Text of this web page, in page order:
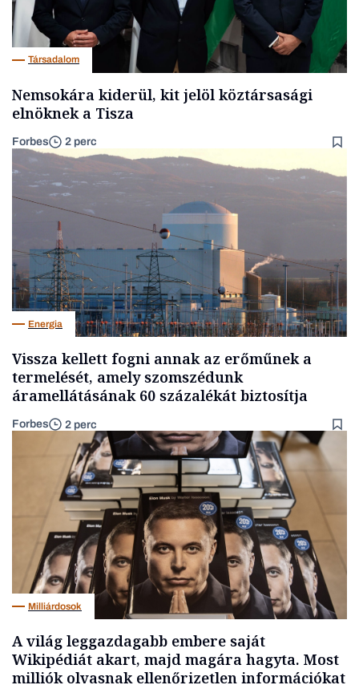
Társadalom
Nemsokára kiderül, kit jelöl köztársasági
elnöknek a Tisza
Forbes 2 perc
Energia
Vissza kellett fogni annak az erőműnek a
termelését, amely szomszédunk
áramellátásának 60 százalékát biztosítja
Forbes 2 perc
Milliárdosok
A világ leggazdagabb embere saját
Wikipédiát akart, majd magára hagyta. Most
milliók olvasnak ellenőrizetlen információkat